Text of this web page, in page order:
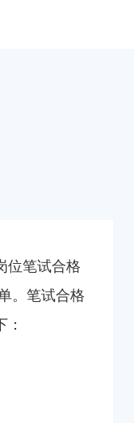
位笔试合格
。笔试合格